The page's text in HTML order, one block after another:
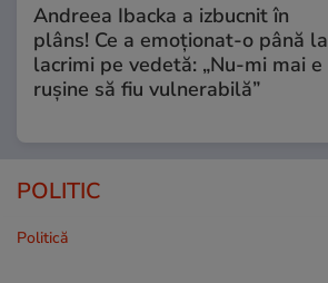
Andreea Ibacka a izbucnit în
plâns! Ce a emoționat-o până la
lacrimi pe vedetă: „Nu-mi mai e
rușine să fiu vulnerabilă”
POLITIC
Politică